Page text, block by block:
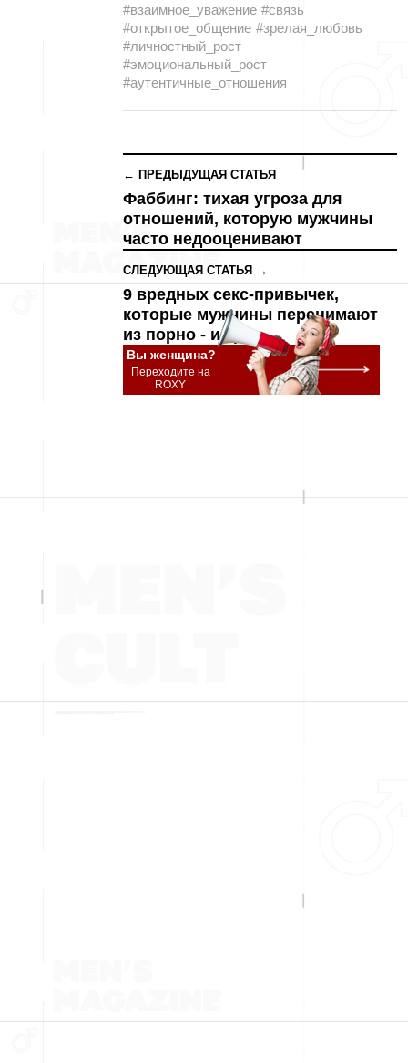
#взаимное_уважение #связь
#открытое_общение #зрелая_любовь
#личностный_рост
#эмоциональный_рост
#аутентичные_отношения
← ПРЕДЫДУЩАЯ СТАТЬЯ
Фаббинг: тихая угроза для
отношений, которую мужчины
часто недооценивают
СЛЕДУЮЩАЯ СТАТЬЯ →
9 вредных секс-привычек,
которые мужчины перенимают
из порно - и зря
Вы женщина?
Переходите на
ROXY